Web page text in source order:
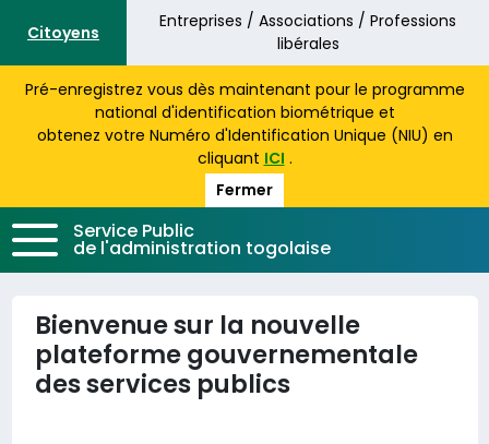
Aller au contenu principal
Citoyens
Entreprises / Associations / Professions
libérales
Pré-enregistrez vous dès maintenant pour le programme
national d'identification biométrique et
obtenez votre Numéro d'Identification Unique (NIU) en
cliquant ICI .
Fermer
Service Public
de l'administration togolaise
Bienvenue sur la nouvelle
plateforme gouvernementale
des services publics